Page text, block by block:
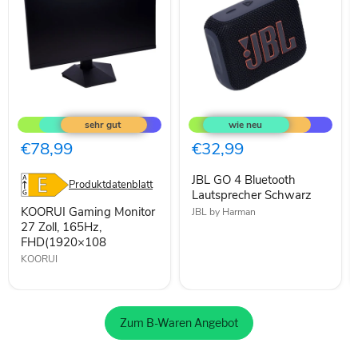
Gaming
Monitor
27
Zoll,
165Hz,
FHD(1920×108
€78,99
Produktdatenblatt
KOORUI Gaming Monitor
27 Zoll, 165Hz,
FHD(1920×108
KOORUI
GO
4
Bluetooth
Lautsprecher
€32,99
JBL GO 4 Bluetooth
Lautsprecher Schwarz
JBL by Harman
Zum B-Waren Angebot